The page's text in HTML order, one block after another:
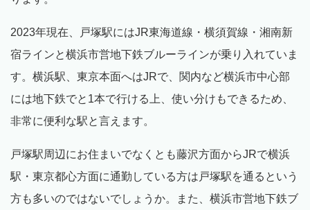
2023年現在、戸塚駅にはJR東海道線・横須賀線・湘南新
宿ラインと横浜市営地下鉄ブルーラインが乗り入れていま
す。横浜駅、東京本面へはJRで、関内など横浜市中心部
には地下鉄でと1本で行ける上、使い分けもできるため、
非常に便利な駅と言えます。
戸塚駅周辺にお住まいでなくとも藤沢方面からJRで横浜
駅・東京都心方面に通勤している方は戸塚駅を通るという
方も多いのではないでしょうか。また、横浜市営地下鉄ブ